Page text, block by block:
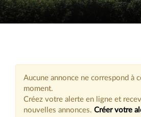
Aucune annonce ne correspond à
moment.
Créez votre alerte en ligne et
nouvelles annonces. Créer votre